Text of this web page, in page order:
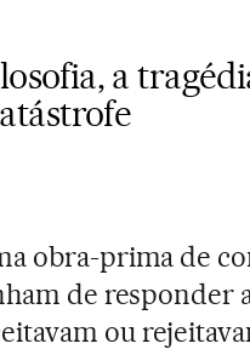
a
obra-prima de
de responder
ou